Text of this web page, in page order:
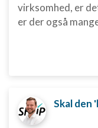
virksomhed, er
er der også